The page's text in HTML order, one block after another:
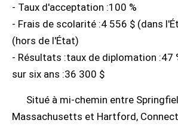
- Taux d'acceptation :100 %
- Frais de scolarité :4 556 $ (dans
(hors de l'État)
- Résultats :taux de diplomation :47
sur six ans :36 300 $
Situé à mi-chemin entre
Massachusetts et Hartford,